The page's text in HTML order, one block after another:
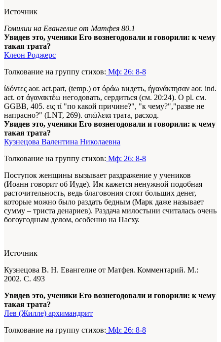
Источник
Гомилии на Евангелие от Матфея 80.1
Увидев это, ученики Его вознегодовали и говорили: к чему
такая трата?
Клеон Роджерс
Толкование на группу стихов: Мф: 26: 8-8
ίδόντες aor. act.part, (temp.) от όράω видеть, ήγανάκτησαν aor. ind.
act. от άγανακτέω негодовать, сердиться (см. 20:24). О pl. см.
GGBB, 405. εις τί "по какой причине?", "к чему?","разве не
напрасно?" (LNT, 269). απώλεια трата, расход.
Увидев это, ученики Его вознегодовали и говорили: к чему
такая трата?
Кузнецова Валентина Николаевна
Толкование на группу стихов: Мф: 26: 8-8
Поступок женщины вызывает раздражение у учеников
(Иоанн говорит об Иуде). Им кажется ненужной подобная
расточительность, ведь благовония стоят больших денег,
которые можно было раздать бедным (Марк даже называет
сумму – триста денариев). Раздача милостыни считалась очень
богоугодным делом, особенно на Пасху.
Источник
Кузнецова В. Н. Евангелие от Матфея. Комментарий. М.:
2002. С. 493
Увидев это, ученики Его вознегодовали и говорили: к чему
такая трата?
Лев (Жилле) архимандрит
Толкование на группу стихов: Мф: 26: 8-8